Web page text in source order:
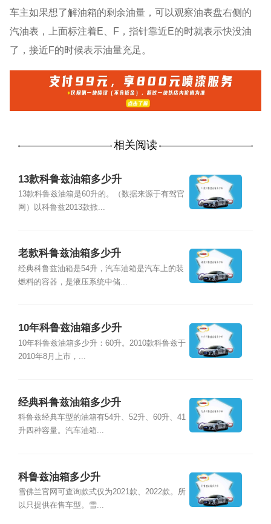
车主如果想了解油箱的剩余油量，可以观察油表盘右侧的
汽油表，上面标注着E、F，指针靠近E的时就表示快没油
了，接近F的时候表示油量充足。
相关阅读
13款科鲁兹油箱多少升
13款科鲁兹油箱是60升的。（数据来源于有驾官
网）以科鲁兹2013款掀...
老款科鲁兹油箱多少升
经典科鲁兹油箱是54升，汽车油箱是汽车上的装
燃料的容器，是液压系统中储...
10年科鲁兹油箱多少升
10年科鲁兹油箱多少升：60升。2010款科鲁兹于
2010年8月上市，...
经典科鲁兹油箱多少升
科鲁兹经典车型的油箱有54升、52升、60升、41
升四种容量。汽车油箱...
科鲁兹油箱多少升
雪佛兰官网可查询款式仅为2021款、2022款。所
以只提供在售车型。雪...